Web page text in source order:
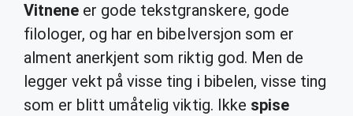
Vitnene er gode tekstgranskere, gode
filologer, og har en bibelversjon som er
alment anerkjent som riktig god. Men de
legger vekt på visse ting i bibelen, visse ting
som er blitt umåtelig viktig. Ikke spise